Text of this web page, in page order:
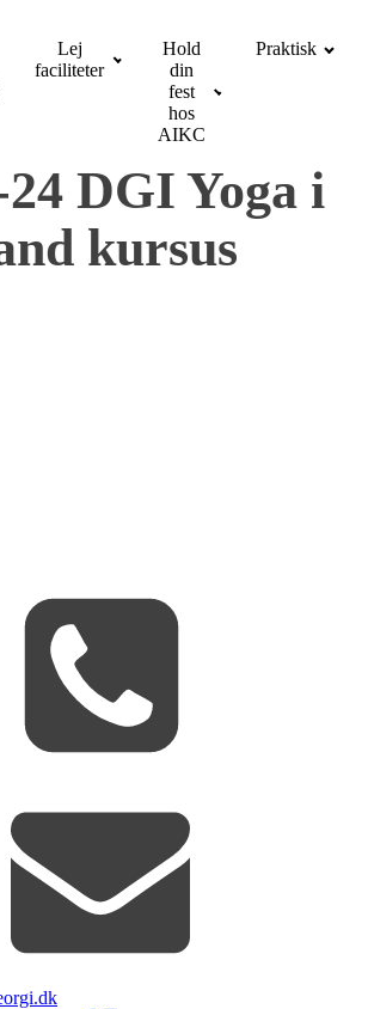
Lej
faciliteter
Hold
din
fest
hos
AIKC
Praktisk
24 DGI Yoga i
kursus